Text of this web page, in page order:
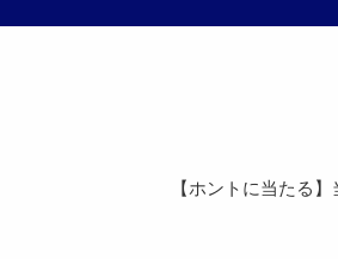
【ホントに当たる